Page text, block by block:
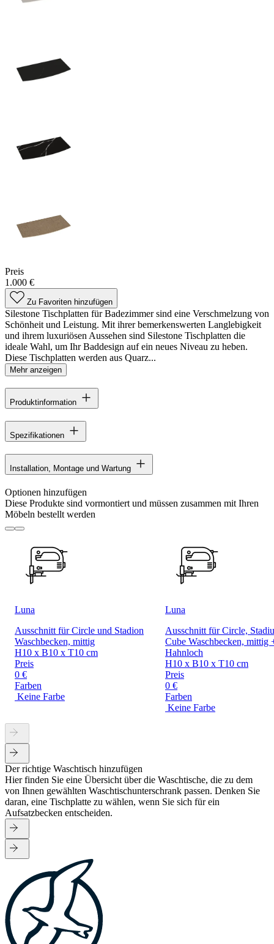
Preis
1.000 €
Zu Favoriten hinzufügen
Silestone Tischplatten für Badezimmer sind eine Verschmelzung von
Schönheit und Leistung. Mit ihrer bemerkenswerten Langlebigkeit
und ihrem luxuriösen Aussehen sind Silestone Tischplatten die
ideale Wahl, um Ihr Baddesign auf ein neues Niveau zu heben.
Diese Tischplatten werden aus Quarz...
Mehr anzeigen
Produktinformation
Spezifikationen
Installation, Montage und Wartung
Optionen hinzufügen
Diese Produkte sind vormontiert und müssen zusammen mit Ihren
Möbeln bestellt werden
Luna
Ausschnitt für Circle und Stadion
Waschbecken, mittig
H10 x B10 x T10 cm
Preis
0 €
Farben
Keine Farbe
Luna
Ausschnitt für Circle,
Cube Waschbecken, mittig
Hahnloch
H10 x B10 x T10 cm
Preis
0 €
Farben
Keine Farbe
Der richtige Waschtisch hinzufügen
Hier finden Sie eine Übersicht über die Waschtische, die zu dem
von Ihnen gewählten Waschtischunterschrank passen. Denken Sie
daran, eine Tischplatte zu wählen, wenn Sie sich für ein
Aufsatzbecken entscheiden.